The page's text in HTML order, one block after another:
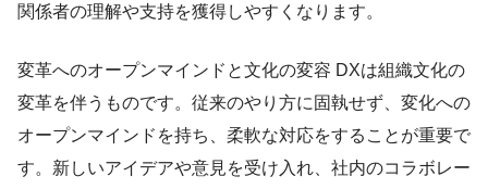
関係者の理解や支持を獲得しやすくなります。
変革へのオープンマインドと文化の変容 DXは組織文化の
変革を伴うものです。従来のやり方に固執せず、変化への
オープンマインドを持ち、柔軟な対応をすることが重要で
す。新しいアイデアや意見を受け入れ、社内のコラボレー